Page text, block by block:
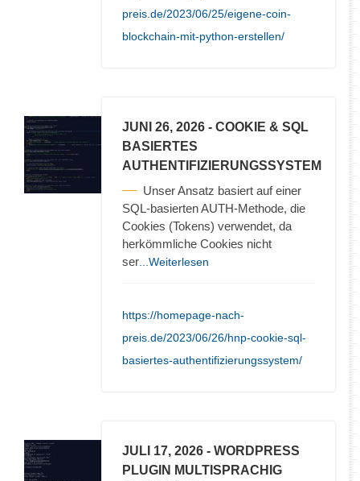
preis.de/2023/06/25/eigene-coin-
blockchain-mit-python-erstellen/
JUNI 26, 2026 - COOKIE & SQL
BASIERTES
AUTHENTIFIZIERUNGSSYSTEM
Unser Ansatz basiert auf einer
SQL-basierten AUTH-Methode, die
Cookies (Tokens) verwendet, da
herkömmliche Cookies nicht
ser ...Weiterlesen
https://homepage-nach-
preis.de/2023/06/26/hnp-cookie-sql-
basiertes-authentifizierungssystem/
JULI 17, 2026 - WORDPRESS
PLUGIN MULTISPRACHIG